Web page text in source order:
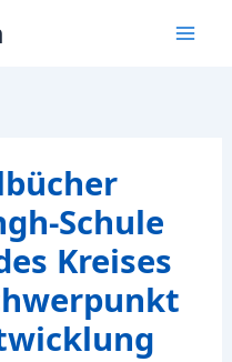
Schule
Kreises